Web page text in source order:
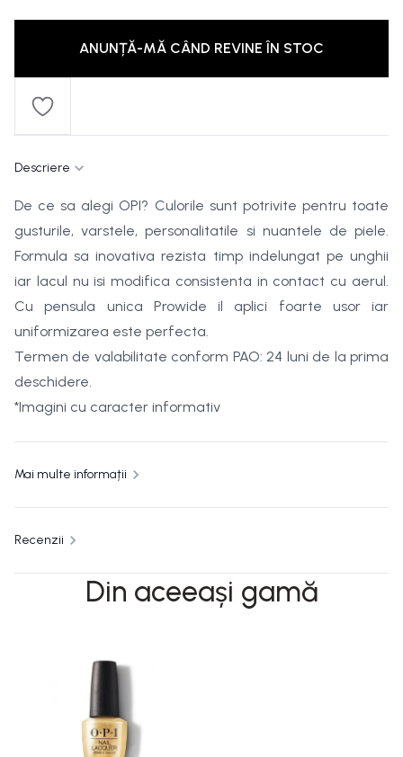
ANUNȚĂ-MĂ CÂND REVINE ÎN STOC
Descriere
De ce sa alegi OPI? Culorile sunt potrivite pentru toate
gusturile, varstele, personalitatile si nuantele de piele.
Formula sa inovativa rezista timp indelungat pe unghii
iar lacul nu isi modifica consistenta in contact cu aerul.
Cu pensula unica Prowide il aplici foarte usor iar
uniformizarea este perfecta.
Termen de valabilitate conform PAO: 24 luni de la prima
deschidere.
*Imagini cu caracter informativ
Mai multe informații
Recenzii
Din aceeași gamă